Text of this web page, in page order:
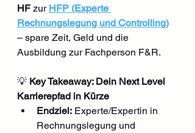
HF zur HFP (Experte
Rechnungslegung und Controlling)
– spare Zeit, Geld und die
Ausbildung zur Fachperson F&R.
💡 Key Takeaway: Dein Next Level
Karrierepfad in Kürze
Endziel: Experte/Expertin in
Rechnungslegung und